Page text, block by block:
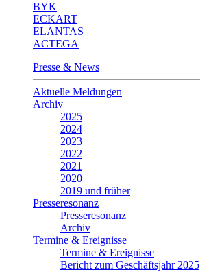
BYK
ECKART
ELANTAS
ACTEGA
Presse & News
Aktuelle Meldungen
Archiv
2025
2024
2023
2022
2021
2020
2019 und früher
Presseresonanz
Presseresonanz
Archiv
Termine & Ereignisse
Termine & Ereignisse
Bericht zum Geschäftsjahr 2025